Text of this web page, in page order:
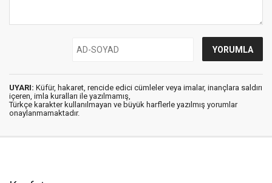
UYARI: Küfür, hakaret, rencide edici cümleler veya imalar, inançlara saldırı
içeren, imla kuralları ile yazılmamış,
Türkçe karakter kullanılmayan ve büyük harflerle yazılmış yorumlar
onaylanmamaktadır.